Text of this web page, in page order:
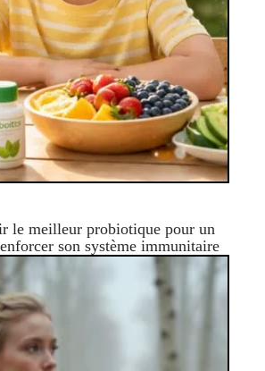
le meilleur probiotique pour un
son système immunitaire